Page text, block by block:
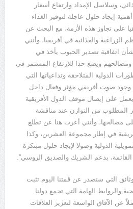
وسلاسل الإمداد وارتفاع أسعار
إيجاد حلول عاجلة لتوفير الغذاء
على تجاوز هذه الأزمة، مع البحث عن
الزراعية والغذائية في أفريقيا، وأنني
اتفاقية تصدير الحبوب يأخذ في
ومصالحهم ويضع حدا للارتفاع المستمر في
الدولية المتلاحقة وتداعياتها التي
وجود صوت أفريقي مؤثر وفعال داخل
يعمل على إيصال موقف الدول الأفريقية
المطلوب من التوازن عند مناقشة
مصالحها، وأنني أعرب هنا عن تطلع
في إطار مجموعة العشرين، وكذا
الدولية وصولا لإيجاد حلول مبتكرة
القائمة، بدعم الشريك والصديق الروسي”.
التي ستصدر عن قمتنا اليوم تثبت
والروابط الهامة التي تجمع دولنا
عن الآفاق الواسعة لتعزيز العلاقات